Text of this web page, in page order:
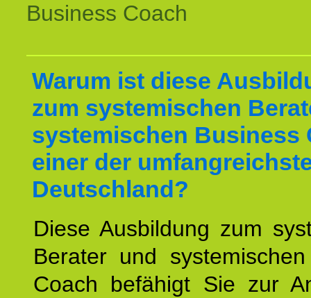
Business Coach
Warum ist diese
zum systemischen
systemischen Business
einer der
Deutschland?
Diese Ausbildung zum
Berater und
Coach befähigt Sie zur